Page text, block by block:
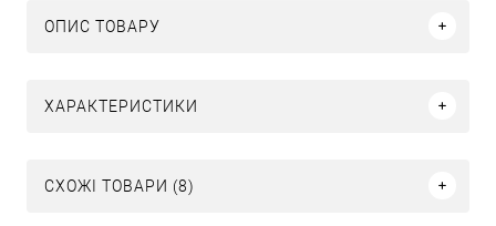
ОПИС ТОВАРУ
ХАРАКТЕРИСТИКИ
СХОЖІ ТОВАРИ (8)